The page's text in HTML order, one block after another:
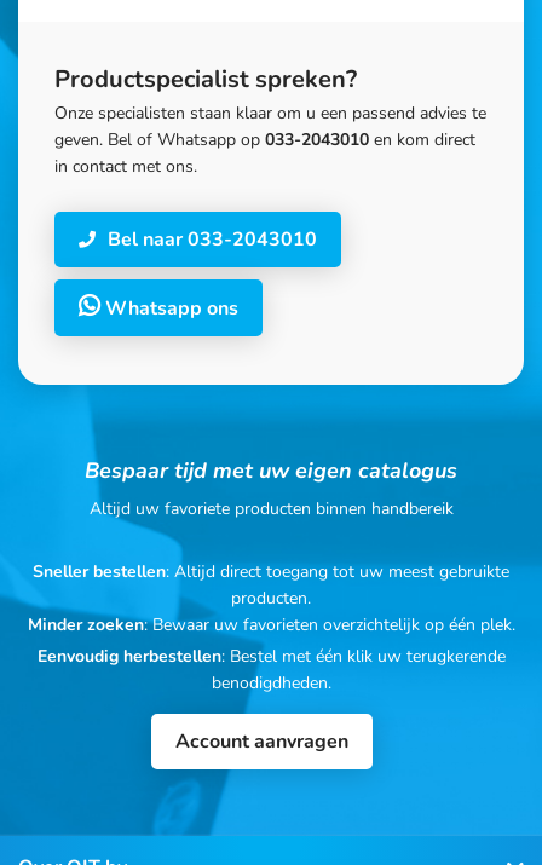
Productspecialist spreken?
Onze specialisten staan klaar om u een passend advies te
geven. Bel of Whatsapp op 033-2043010 en kom direct
in contact met ons.
Bel naar 033-2043010
Whatsapp ons
Bespaar tijd met uw eigen catalogus
Altijd uw favoriete producten binnen handbereik
Sneller bestellen: Altijd direct toegang tot uw meest gebruikte
producten.
Minder zoeken: Bewaar uw favorieten overzichtelijk op één plek.
Eenvoudig herbestellen: Bestel met één klik uw terugkerende
benodigdheden.
Account aanvragen